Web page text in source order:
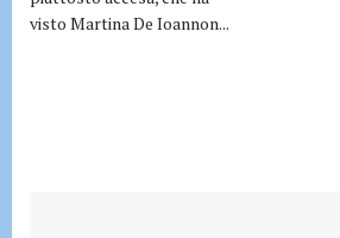
visto Martina De Ioannon...